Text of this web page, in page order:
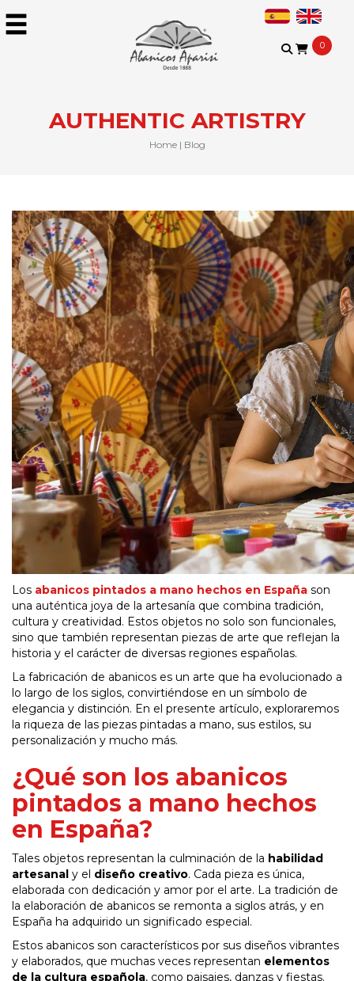
0
AUTHENTIC ARTISTRY
Home| Blog
Los abanicos pintados a mano hechos en España son
una auténtica joya de la artesanía que combina tradición,
cultura y creatividad. Estos objetos no solo son funcionales,
sino que también representan piezas de arte que reflejan la
historia y el carácter de diversas regiones españolas.
La fabricación de abanicos es un arte que ha evolucionado a
lo largo de los siglos, convirtiéndose en un símbolo de
elegancia y distinción. En el presente artículo, exploraremos
la riqueza de las piezas pintadas a mano, sus estilos, su
personalización y mucho más.
¿Qué son los abanicos
pintados a mano hechos
en España?
Tales objetos representan la culminación de la habilidad
artesanal y el diseño creativo. Cada pieza es única,
elaborada con dedicación y amor por el arte. La tradición de
la elaboración de abanicos se remonta a siglos atrás, y en
España ha adquirido un significado especial.
Estos abanicos son característicos por sus diseños vibrantes
y elaborados, que muchas veces representan elementos
de la cultura española, como paisajes, danzas y fiestas.